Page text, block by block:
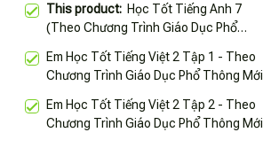
This product: Học Tốt Tiếng Anh 7
(Theo Chương Trình Giáo Dục Phổ
Em Học Tốt Tiếng Việt 2 Tập 1 - Theo
Chương Trình Giáo Dục Phổ Thông Mới
Em Học Tốt Tiếng Việt 2 Tập 2 - Theo
Chương Trình Giáo Dục Phổ Thông Mới